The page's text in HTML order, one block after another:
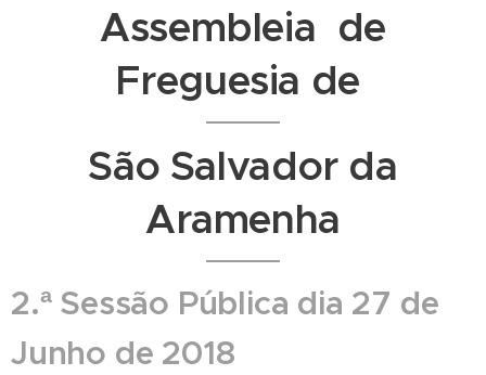
Assembleia de
Freguesia de
São Salvador da
Aramenha
2.ª Sessão Pública dia 27 de
Junho de 2018